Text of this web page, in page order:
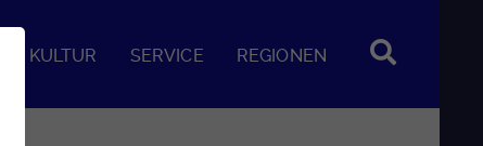
KULTUR SERVICE REGIONEN